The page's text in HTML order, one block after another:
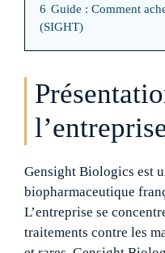
6 Guide : Comment
(SIGHT)
Gensight Biologics est
biopharmaceutique
L’entreprise se
traitements contre les